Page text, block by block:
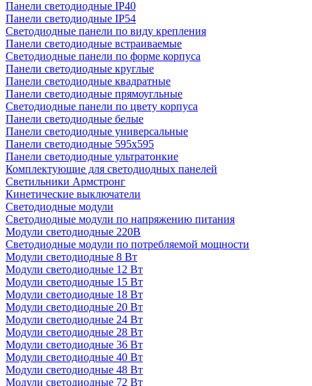
Панели светодиодные IP40
Панели светодиодные IP54
Светодиодные панели по виду крепления
Панели светодиодные встраиваемые
Светодиодные панели по форме корпуса
Панели светодиодные круглые
Панели светодиодные квадратные
Панели светодиодные прямоугльные
Светодиодные панели по цвету корпуса
Панели светодиодные белые
Панели светодиодные универсальные
Панели светодиодные 595х595
Панели светодиодные ультратонкие
Комплектующие для светодиодных панелей
Светильники Армстронг
Кинетические выключатели
Светодиодные модули
Светодиодные модули по напряжению питания
Модули светодиодные 220В
Светодиодные модули по потребляемой мощности
Модули светодиодные 8 Вт
Модули светодиодные 12 Вт
Модули светодиодные 15 Вт
Модули светодиодные 18 Вт
Модули светодиодные 20 Вт
Модули светодиодные 24 Вт
Модули светодиодные 28 Вт
Модули светодиодные 36 Вт
Модули светодиодные 40 Вт
Модули светодиодные 48 Вт
Модули светодиодные 72 Вт